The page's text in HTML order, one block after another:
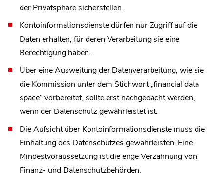
der Privatsphäre sicherstellen.
Kontoinformationsdienste dürfen nur Zugriff auf die
Daten erhalten, für deren Verarbeitung sie eine
Berechtigung haben.
Über eine Ausweitung der Datenverarbeitung, wie sie
die Kommission unter dem Stichwort „financial data
space“ vorbereitet, sollte erst nachgedacht werden,
wenn der Datenschutz gewährleistet ist.
Die Aufsicht über Kontoinformationsdienste muss die
Einhaltung des Datenschutzes gewährleisten. Eine
Mindestvoraussetzung ist die enge Verzahnung von
Finanz- und Datenschutzbehörden.